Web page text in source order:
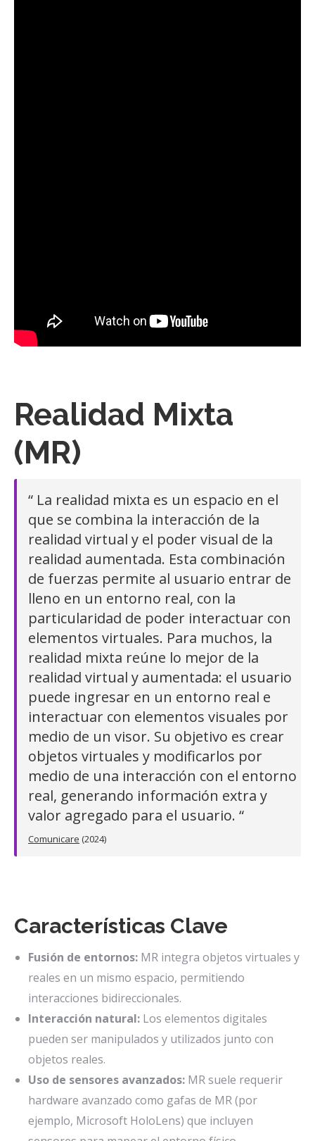
Realidad Mixta
(MR)
“ La realidad mixta es un espacio en el
que se combina la interacción de la
realidad virtual y el poder visual de la
realidad aumentada. Esta combinación
de fuerzas permite al usuario entrar de
lleno en un entorno real, con la
particularidad de poder interactuar con
elementos virtuales. Para muchos, la
realidad mixta reúne lo mejor de la
realidad virtual y aumentada: el usuario
puede ingresar en un entorno real e
interactuar con elementos visuales por
medio de un visor. Su objetivo es crear
objetos virtuales y modificarlos por
medio de una interacción con el entorno
real, generando información extra y
valor agregado para el usuario. “
Comunicare (2024)
Características Clave
Fusión de entornos: MR integra objetos virtuales y
reales en un mismo espacio, permitiendo
interacciones bidireccionales.
Interacción natural: Los elementos digitales
pueden ser manipulados y utilizados junto con
objetos reales.
Uso de sensores avanzados: MR suele requerir
hardware avanzado como gafas de MR (por
ejemplo, Microsoft HoloLens) que incluyen